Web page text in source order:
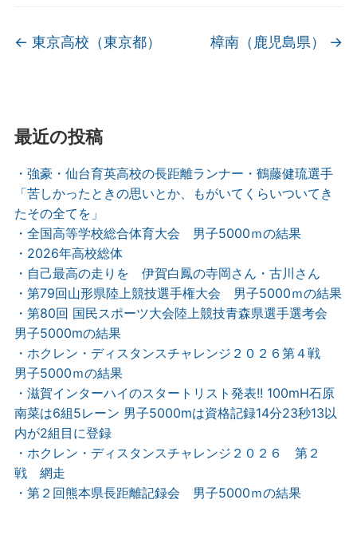
← 東京高校（東京都） 樟南（鹿児島県） →
最近の投稿
・強豪・仙台育英高校の長距離ランナー・鶴藤健琉選手
「苦しかったときの思いとか、もがいてくらいついてき
たその全てを」
・全国高等学校総合体育大会 男子5000ｍの結果
・2026年高校総体
・自己最高の走りを 伊賀白鳳の寺岡さん・古川さん
・第79回山形県陸上競技選手権大会 男子5000ｍの結果
・第80回 国民スポーツ大会陸上競技青森県選手選考会
男子5000mの結果
・ホクレン・ディスタンスチャレンジ２０２６第４戦
男子5000ｍの結果
・滋賀インターハイのスタートリスト発表!! 100mH石原
南菜は6組5レーン 男子5000mは資格記録14分23秒13以
内が2組目に登録
・ホクレン・ディスタンスチャレンジ２０２６ 第２
戦 網走
・第２回熊本県長距離記録会 男子5000ｍの結果